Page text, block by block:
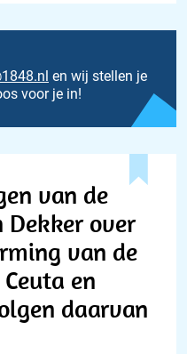
en wij stellen je
voor je in!
van de
Dekker over
van de
en
daarvan